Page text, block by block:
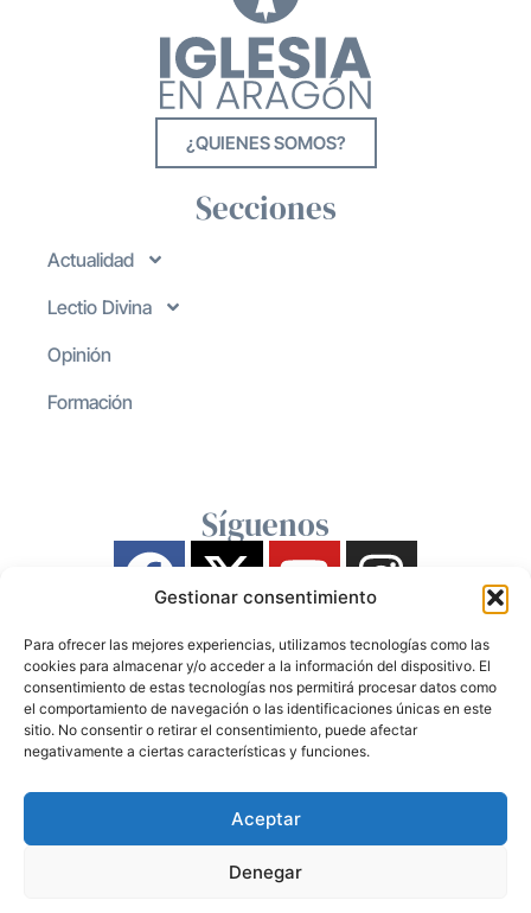
Gestionar consentimiento
Para ofrecer las mejores experiencias, utilizamos tecnologías como las
cookies para almacenar y/o acceder a la información del dispositivo. El
consentimiento de estas tecnologías nos permitirá procesar datos como
el comportamiento de navegación o las identificaciones únicas en este
sitio. No consentir o retirar el consentimiento, puede afectar
negativamente a ciertas características y funciones.
Aceptar
Denegar
¿QUIENES SOMOS?
Secciones
Actualidad
Lectio Divina
Opinión
Formación
Síguenos